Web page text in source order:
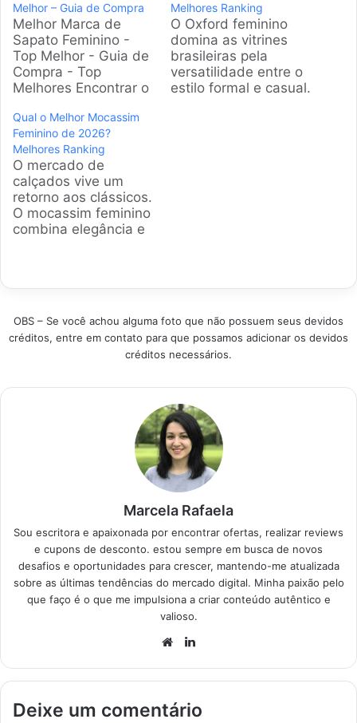
Melhor – Guia de Compra
Melhor Marca de
Sapato Feminino -
Top Melhor - Guia de
Compra - Top
Melhores Encontrar o
perfeito combina
estilo, conforto e
durabilidade. Este
guia apresenta as
melhores marcas
disponíveis no
mercado brasileiro,
facilitando sua
encontre…
Melhores Ranking
O Oxford feminino
domina as vitrines
brasileiras pela
versatilidade entre o
estilo formal e casual.
Qual o Melhor Mocassim
Feminino de 2026?
Melhores Ranking
O mercado de
calçados vive um
retorno aos clássicos.
O mocassim feminino
combina elegância e
Selecionamos os
de vendas baseados
em satisfação real.
Adquirir um exemplar
alinhado e bem-estar
OBS – Se você achou alguma foto que não possuem seus devidos
créditos, entre em contato para que possamos adicionar os devidos
créditos necessários.
Marcela Rafaela
Sou escritora e apaixonada por encontrar ofertas, realizar reviews
e cupons de desconto. estou sempre em busca de novos
desafios e oportunidades para crescer, mantendo-me atualizada
sobre as últimas tendências do mercado digital. Minha paixão pelo
que faço é o que me impulsiona a criar conteúdo autêntico e
valioso.
Website
Deixe um comentário